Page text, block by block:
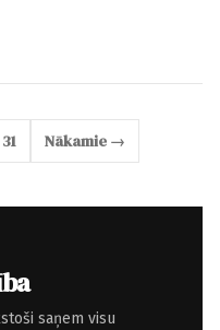
31 Nākamie →
saņem visu